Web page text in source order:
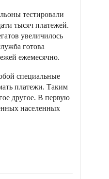
тестировали
тысяч платежей.
увеличилось
готова
ежемесячно.
специальные
платежи. Таким
другое. В первую
населенных